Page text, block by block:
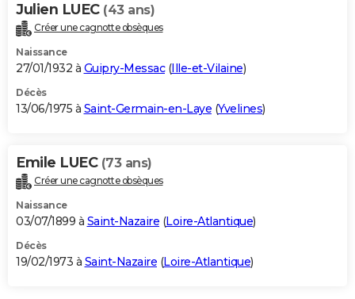
Julien LUEC (43 ans)
Créer une cagnotte obsèques
Naissance
27/01/1932 à Guipry-Messac(Ille-et-Vilaine)
Décès
13/06/1975 à Saint-Germain-en-Laye (Yvelines)
Emile LUEC (73 ans)
Créer une cagnotte obsèques
Naissance
03/07/1899 à Saint-Nazaire (Loire-Atlantique)
Décès
19/02/1973 à Saint-Nazaire (Loire-Atlantique)